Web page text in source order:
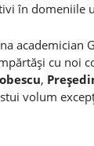
în domeniile
academician
cu noi
,
volum